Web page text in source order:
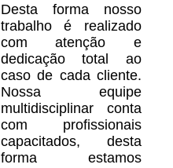
Desta forma nosso
trabalho é realizado
com atenção e
dedicação total ao
caso de cada cliente.
Nossa equipe
multidisciplinar conta
com profissionais
capacitados, desta
forma estamos